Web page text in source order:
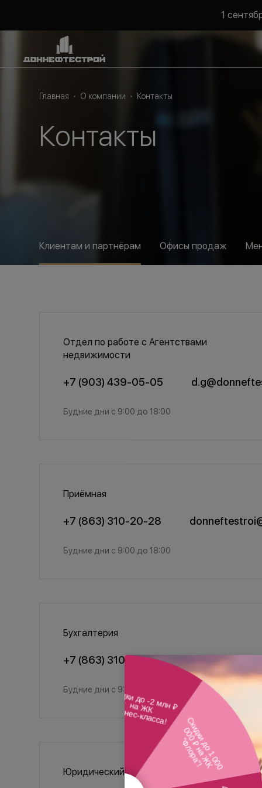
1
Главная О компании Контакты
Контакты
Клиентам и партнёрам Офисы продаж
Отдел по работе с Агентствами
недвижимости
+7 (903) 439-05-05
Будние дни с 9:00 до 18:00
Приёмная
+7 (863) 310-20-28
Будние дни с 9:00 до 18:00
Бухгалтерия
+7 (863) 310-20-29
Будние дни с 9:00 до 18:00
Юридический отдел